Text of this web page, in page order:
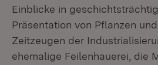
Einblicke in
Präsentation von Pflanzen
Zeitzeugen der
ehemalige Feilenhauerei, die